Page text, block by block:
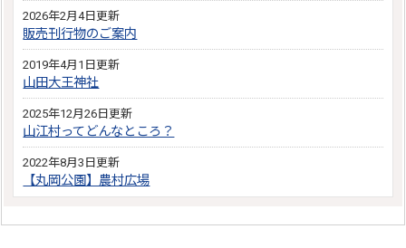
2026年2月4日更新
販売刊行物のご案内
2019年4月1日更新
山田大王神社
2025年12月26日更新
山江村ってどんなところ？
2022年8月3日更新
【丸岡公園】農村広場